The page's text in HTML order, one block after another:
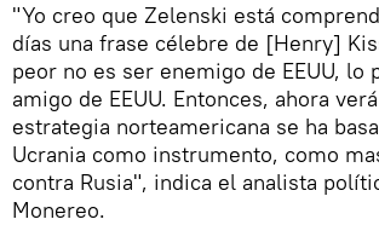
"Yo creo que Zelenski está
días una frase célebre de [Henry]
peor no es ser enemigo de EEUU, lo
amigo de EEUU. Entonces, ahora
estrategia norteamericana se ha
Ucrania como instrumento, como
contra Rusia", indica el analista
Monereo.